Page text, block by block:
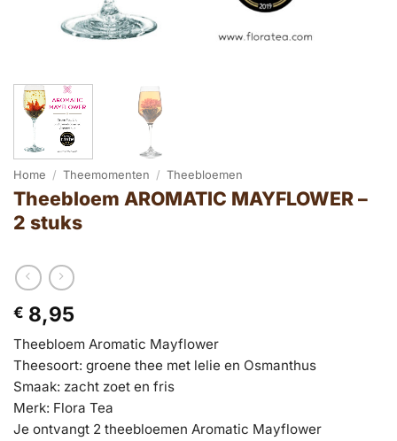
Home / Theemomenten / Theebloemen
Theebloem AROMATIC MAYFLOWER –
2 stuks
€ 8,95
Theebloem Aromatic Mayflower
Theesoort: groene thee met lelie en Osmanthus
Smaak: zacht zoet en fris
Merk: Flora Tea
Je ontvangt 2 theebloemen Aromatic Mayflower